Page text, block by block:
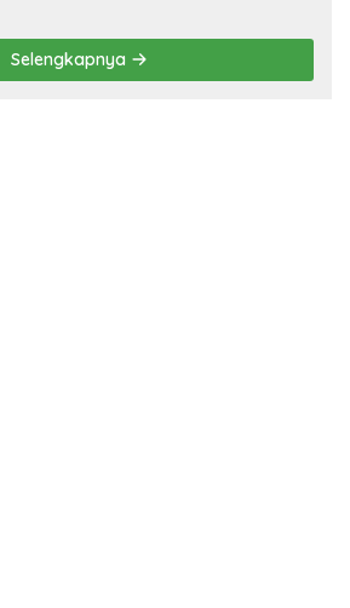
Pelaku Ditangkap
Selengkapnya